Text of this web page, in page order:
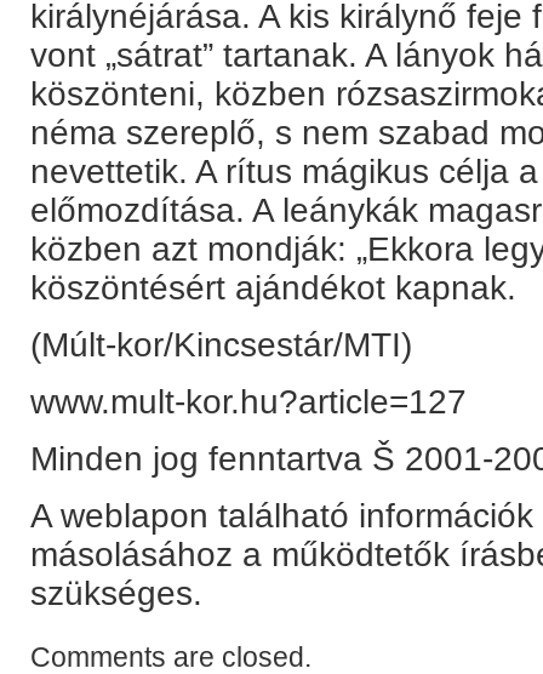
királynéjárása. A kis királynő
vont „sátrat” tartanak. A lányok
köszönteni, közben
néma szereplő, s nem szabad
nevettetik. A rítus mágikus célja
előmozdítása. A leánykák
közben azt mondják: „Ekkora
köszöntésért ajándékot kapnak.
(Múlt-kor/Kincsestár/MTI)
www.mult-kor.hu?article=127
Minden jog fenntartva Š 2001-
A weblapon található
másolásához a működtetők
szükséges.
Comments are closed.